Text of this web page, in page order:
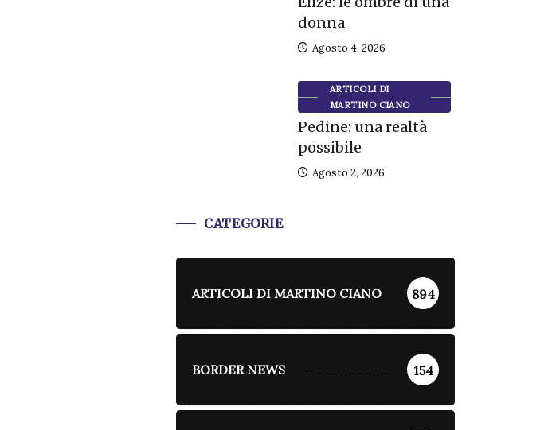
donna
Agosto 4, 2026
ARTICOLI DI
MARTINO CIANO
Pedine: una realtà
possibile
Agosto 2, 2026
CATEGORIE
ARTICOLI DI MARTINO CIANO 894
BORDER NEWS 154